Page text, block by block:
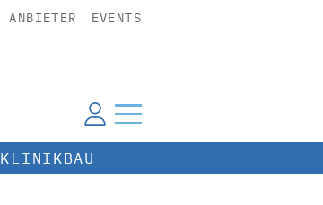
ANBIETER EVENTS
KLINIKBAU